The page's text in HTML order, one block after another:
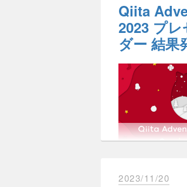
今後の取
今後もエンジニ
善の開発に取り
今後の目標や取
また、新たなリ
定です。
5月7日（火）か
ご参加ください
近年、生成系AI
ざまなシーンで
きています。
Qiitaでも生成系
で、今まで提供
い体験を提供す
証を行っていま
今回検証の中で
クローズドベー
にも評価いただ
方に使用してい
ベータ版として
おりましたが、
携できるように
します！
背景
Qiita運営メンバ
で活動し、コミ
るユーザーのみ
2021年から開始し
Qiita
2023 プ
ダー 結果
Qiita運営スタッ
2023/11/20